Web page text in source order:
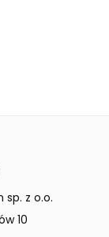
sp. z o.o.
10